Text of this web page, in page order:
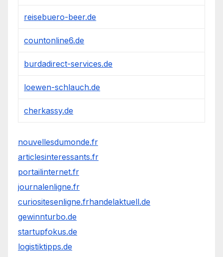
reisebuero-beer.de
countonline6.de
burdadirect-services.de
loewen-schlauch.de
cherkassy.de
nouvellesdumonde.fr
articlesinteressants.fr
portailinternet.fr
journalenligne.fr
curiositesenligne.frhandelaktuell.de
gewinnturbo.de
startupfokus.de
logistiktipps.de